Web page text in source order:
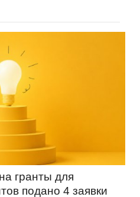
гранты для
подано 4 заявки